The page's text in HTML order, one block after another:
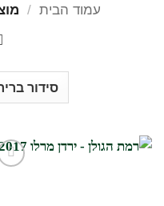
עמוד הבית /